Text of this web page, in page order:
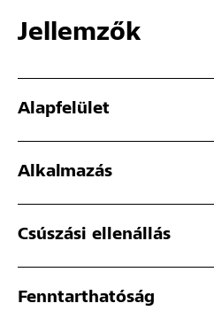
Jellemzők
Alapfelület
Alkalmazás
Csúszási ellenállás
Fenntarthatóság